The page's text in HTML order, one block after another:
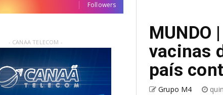
MUNDO
vacinas
país
Grupo M4
Followers
- CANAA TELECOM -